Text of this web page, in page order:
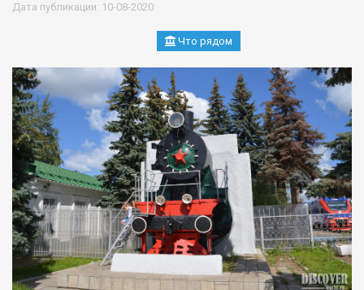
Дата публикации: 10-08-2020
Что рядом